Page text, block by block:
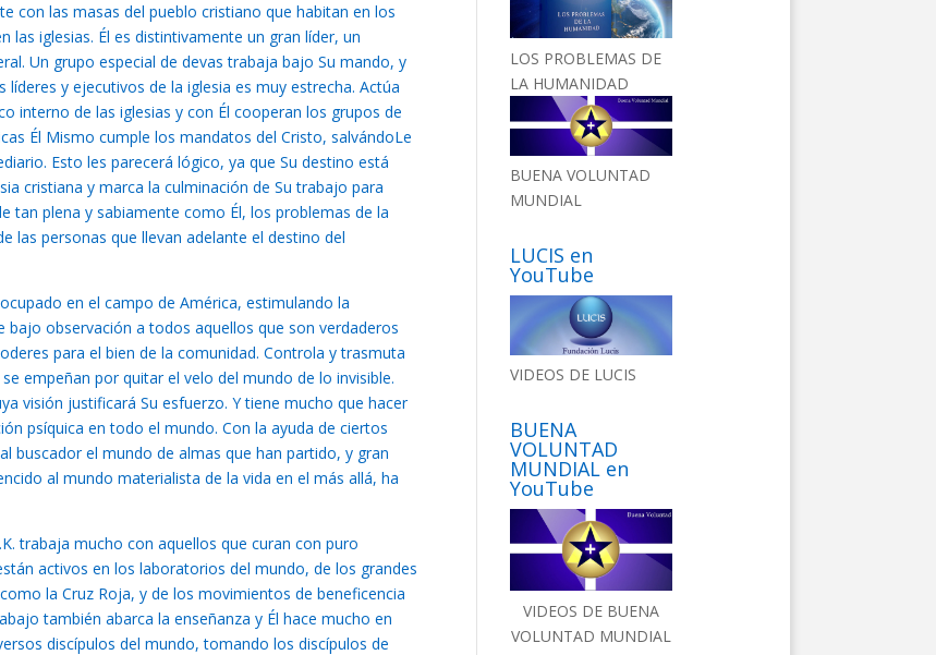
con las masas del pueblo cristiano que habitan en los
las iglesias. Él es distintivamente un gran líder, un
Un grupo especial de devas trabaja bajo Su mando, y
y ejecutivos de la iglesia es muy estrecha. Actúa
interno de las iglesias y con Él cooperan los grupos de
Él Mismo cumple los mandatos del Cristo, salvándoLe
Esto les parecerá lógico, ya que Su destino está
cristiana y marca la culminación de Su trabajo para
tan plena y sabiamente como Él, los problemas de la
las personas que llevan adelante el destino del
en el campo de América, estimulando la
bajo observación a todos aquellos que son verdaderos
para el bien de la comunidad. Controla y trasmuta
empeñan por quitar el velo del mundo de lo invisible.
visión justificará Su esfuerzo. Y tiene mucho que hacer
psíquica en todo el mundo. Con la ayuda de ciertos
buscador el mundo de almas que han partido, y gran
al mundo materialista de la vida en el más allá, ha
trabaja mucho con aquellos que curan con puro
activos en los laboratorios del mundo, de los grandes
la Cruz Roja, y de los movimientos de beneficencia
también abarca la enseñanza y Él hace mucho en
discípulos del mundo, tomando los discípulos de
LOS PROBLEMAS DE
LA HUMANIDAD
BUENA VOLUNTAD
MUNDIAL
LUCIS en
YouTube
VIDEOS DE LUCIS
BUENA
VOLUNTAD
MUNDIAL en
YouTube
VIDEOS DE BUENA
VOLUNTAD MUNDIAL